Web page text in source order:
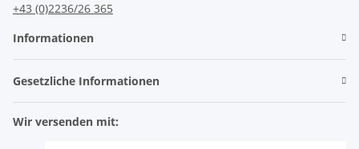
+43 (0)2236/26 365
Informationen
Gesetzliche Informationen
Wir versenden mit: